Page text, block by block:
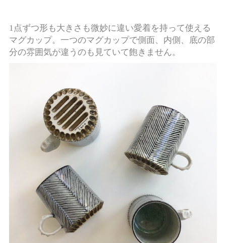
1点ずつ形も大きさも微妙に違い愛着を持って使える
マグカップ。一つのマグカップで側面、内側、底の部
分の雰囲気が違うのも見ていて飽きません。